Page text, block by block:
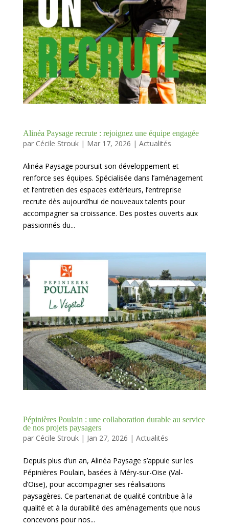
Alinéa Paysage recrute : rejoignez une équipe engagée
par Cécile Strouk| Mar 17, 2026 | Actualités
Alinéa Paysage poursuit son développement et
renforce ses équipes. Spécialisée dans l’aménagement
et l’entretien des espaces extérieurs, l’entreprise
recrute dès aujourd’hui de nouveaux talents pour
accompagner sa croissance. Des postes ouverts aux
passionnés du...
Pépinières Poulain : une collaboration durable au service
de nos projets paysagers
par Cécile Strouk| Jan 27, 2026 | Actualités
Depuis plus d’un an, Alinéa Paysage s’appuie sur les
Pépinières Poulain, basées à Méry-sur-Oise (Val-
d’Oise), pour accompagner ses réalisations
paysagères. Ce partenariat de qualité contribue à la
qualité et à la durabilité des aménagements que nous
concevons pour nos...